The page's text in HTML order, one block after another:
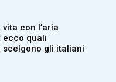
con l’aria
ecco quali
gli italiani